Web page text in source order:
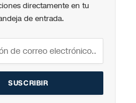
directamente en tu
de entrada.